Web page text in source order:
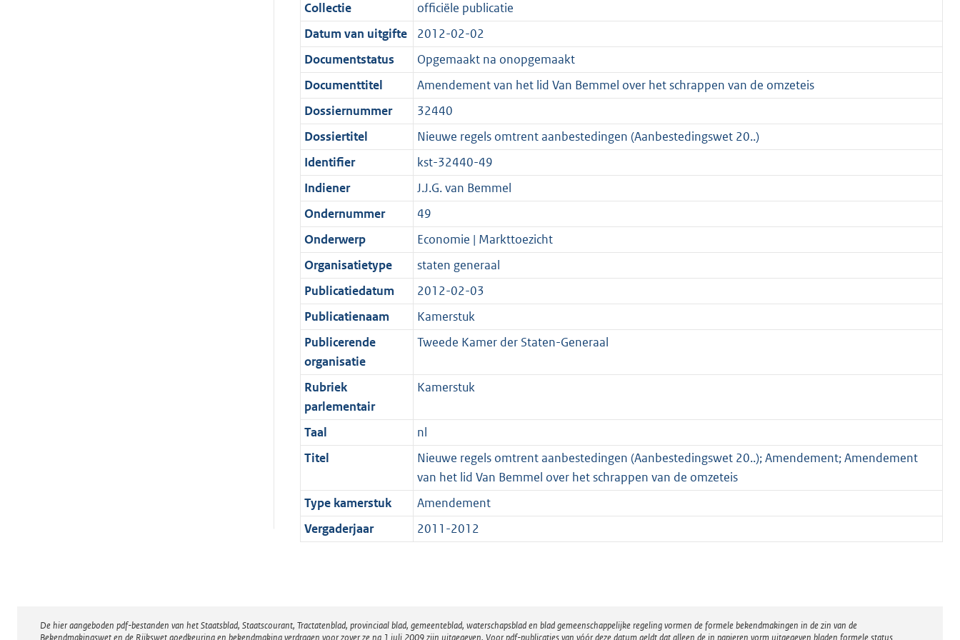
i
e
i
n
f
o
r
m
a
a
t
4
0
K
b
t
i
e
i
n
f
o
r
m
a
a
t
:
7
K
b
a
t
i
e
i
n
f
o
r
m
a
a
t
e
:
4
K
b
c
a
t
i
e
i
n
f
o
r
m
a
a
t
t
e
:
2
K
b
d
s
g
r
o
t
t
e
:
K
b
n
d
s
g
r
o
t
t
e
2
K
b
Collectie
officiële publicatie
Datum van uitgifte
2012-02-02
Documentstatus
Opgemaakt na onopgemaakt
Documenttitel
Amendement van het lid Van Bemmel over het schrappen van de omzeteis
Dossiernummer
32440
Dossiertitel
Nieuwe regels omtrent aanbestedingen (Aanbestedingswet 20..)
Identifier
kst-32440-49
Indiener
J.J.G. van Bemmel
Ondernummer
49
Onderwerp
Economie | Markttoezicht
Organisatietype
staten generaal
Publicatiedatum
2012-02-03
Publicatienaam
Kamerstuk
Publicerende
organisatie
Tweede Kamer der Staten-Generaal
Rubriek
parlementair
Kamerstuk
Taal
nl
Titel
Nieuwe regels omtrent aanbestedingen (Aanbestedingswet 20..); Amendement; Amendement
van het lid Van Bemmel over het schrappen van de omzeteis
Type kamerstuk
Amendement
Vergaderjaar
2011-2012
Disclaimer
De hier aangeboden pdf-bestanden van het Staatsblad, Staatscourant, Tractatenblad, provinciaal blad, gemeenteblad, waterschapsblad en blad gemeenschappelijke regeling vormen de formele bekendmakingen in de zin van de
Bekendmakingswet en de Rijkswet goedkeuring en bekendmaking verdragen voor zover ze na 1 juli 2009 zijn uitgegeven. Voor pdf-publicaties van vóór deze datum geldt dat alleen de in papieren vorm uitgegeven bladen formele status